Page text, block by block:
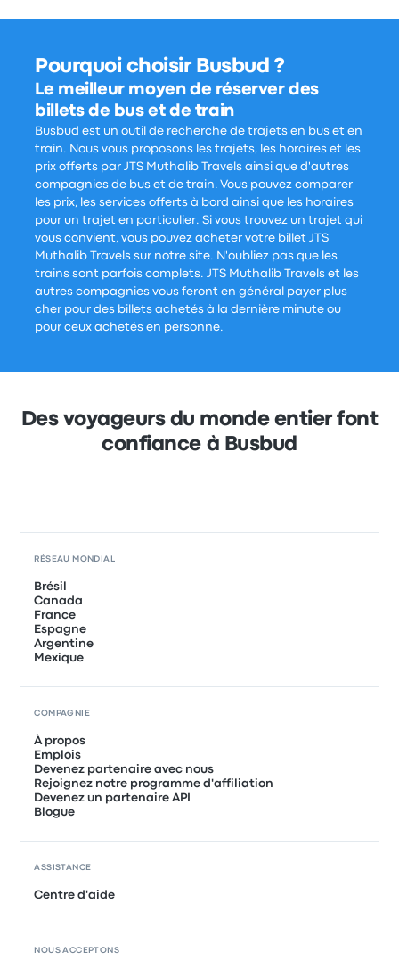
Pourquoi choisir Busbud ?
Le meilleur moyen de réserver des
billets de bus et de train
Busbud est un outil de recherche de trajets en bus et en
train. Nous vous proposons les trajets, les horaires et les
prix offerts par JTS Muthalib Travels ainsi que d'autres
compagnies de bus et de train. Vous pouvez comparer
les prix, les services offerts à bord ainsi que les horaires
pour un trajet en particulier. Si vous trouvez un trajet qui
vous convient, vous pouvez acheter votre billet JTS
Muthalib Travels sur notre site. N'oubliez pas que les
trains sont parfois complets. JTS Muthalib Travels et les
autres compagnies vous feront en général payer plus
cher pour des billets achetés à la dernière minute ou
pour ceux achetés en personne.
Des voyageurs du monde entier font
confiance à Busbud
RÉSEAU MONDIAL
Brésil
Canada
France
Espagne
Argentine
Mexique
COMPAGNIE
À propos
Emplois
Devenez partenaire avec nous
Rejoignez notre programme d'affiliation
Devenez un partenaire API
Blogue
ASSISTANCE
Centre d'aide
NOUS ACCEPTONS